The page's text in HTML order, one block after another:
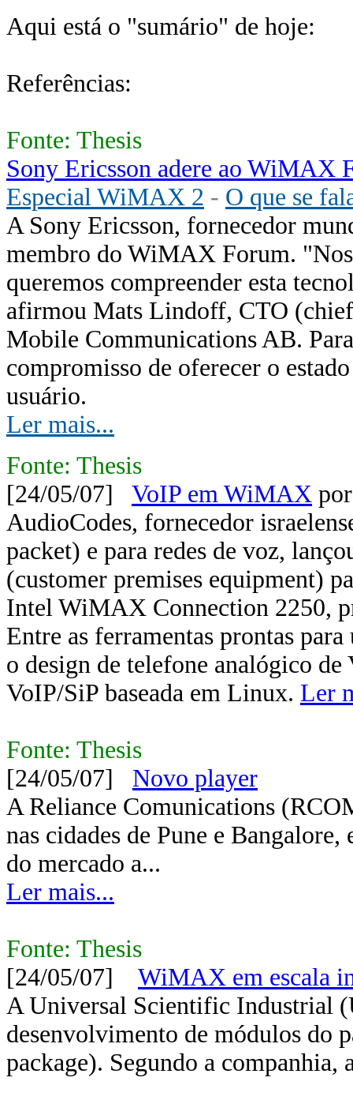
Aqui está o "sumário" de hoje:
Referências:
Fonte: Thesis
Sony Ericsson adere ao WiMAX
Especial WiMAX 2 - O que se
A Sony Ericsson, fornecedor
membro do WiMAX Forum.
queremos compreender esta
afirmou Mats Lindoff, CTO
Mobile Communications AB.
compromisso de oferecer o
usuário.
Ler mais...
Fonte: Thesis
[24/05/07] VoIP em WiMAX
AudioCodes, fornecedor
packet) e para redes de voz,
(customer premises equipment)
Intel WiMAX Connection 2250,
Entre as ferramentas prontas
o design de telefone analógico
VoIP/SiP baseada em Linux. Ler
Fonte: Thesis
[24/05/07] Novo player
A Reliance Comunications
nas cidades de Pune e
do mercado a...
Ler mais...
Fonte: Thesis
[24/05/07] WiMAX em escala
A Universal Scientific Industrial
desenvolvimento de módulos do
package). Segundo a companhia,